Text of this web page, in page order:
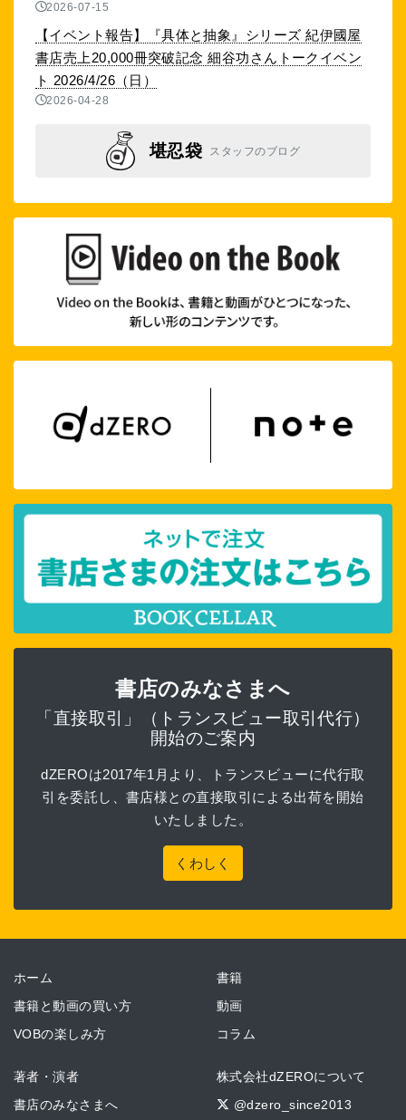
2026-07-15
【イベント報告】『具体と抽象』シリーズ 紀伊國屋
書店売上20,000冊突破記念 細谷功さんトークイベン
ト 2026/4/26（日）
2026-04-28
堪忍袋 スタッフのブログ
書店のみなさまへ
「直接取引」（トランスビュー取引代行）
開始のご案内
dZEROは2017年1月より、トランスビューに代行取
引を委託し、書店様との直接取引による出荷を開始
いたしました。
くわしく
ホーム
書籍と動画の買い方
VOBの楽しみ方
書籍
動画
コラム
著者・演者
書店のみなさまへ
株式会社dZEROについて
@dzero_since2013